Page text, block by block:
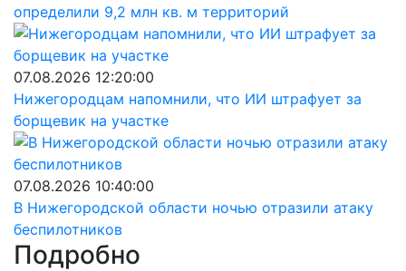
определили 9,2 млн кв. м территорий
07.08.2026 12:20:00
Нижегородцам напомнили, что ИИ штрафует за
борщевик на участке
07.08.2026 10:40:00
В Нижегородской области ночью отразили атаку
беспилотников
Подробно